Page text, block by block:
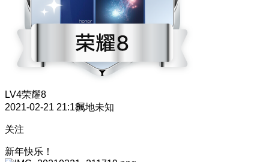
LV4荣耀8
2021-02-21 21:18属地未知
关注
新年快乐！